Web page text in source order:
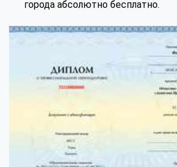
города абсолютно бесплатно.